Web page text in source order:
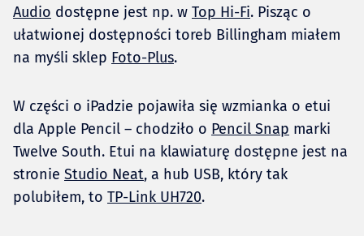
Audio dostępne jest np. w Top Hi-Fi. Pisząc o
ułatwionej dostępności toreb Billingham miałem
na myśli sklep Foto-Plus.
W części o iPadzie pojawiła się wzmianka o etui
dla Apple Pencil – chodziło o Pencil Snap marki
Twelve South. Etui na klawiaturę dostępne jest na
stronie Studio Neat, a hub USB, który tak
polubiłem, to TP-Link UH720.